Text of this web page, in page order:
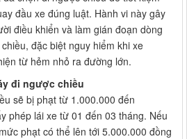
đầu xe đúng luật. Hành vi này gây
điều khiển và làm gián đoạn dòng
đặc biệt nguy hiểm khi xe
từ hẻm nhỏ ra đường lớn.
đi ngược chiều
sẽ bị phạt từ 1.000.000 đến
phép lái xe từ 01 đến 03 tháng. Nếu
phạt có thể lên tới 5.000.000 đồng